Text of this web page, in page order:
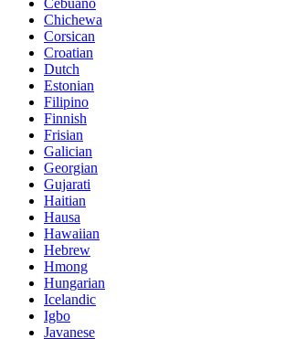
Cebuano
Chichewa
Corsican
Croatian
Dutch
Estonian
Filipino
Finnish
Frisian
Galician
Georgian
Gujarati
Haitian
Hausa
Hawaiian
Hebrew
Hmong
Hungarian
Icelandic
Igbo
Javanese